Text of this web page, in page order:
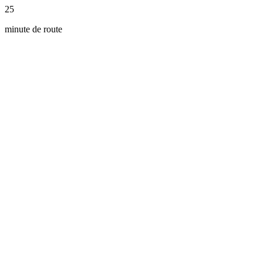
25
minute de route